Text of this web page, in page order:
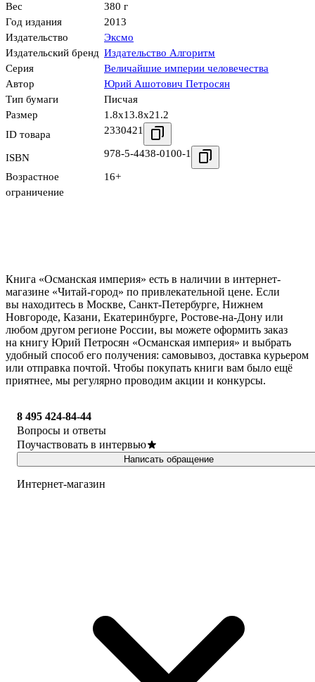
Вес
380 г
Год издания
2013
Издательство
Эксмо
Издательский бренд Издательство Алгоритм
Серия
Величайшие империи человечества
Автор
Юрий Ашотович Петросян
Тип бумаги
Писчая
Размер
1.8x13.8x21.2
ID товара
2330421
ISBN 978-5-4438-0100-1
Возрастное
ограничение
16+
Книга «Османская империя» есть в наличии в интернет-
магазине «Читай-город» по привлекательной цене. Если
вы находитесь в Москве, Санкт-Петербурге, Нижнем
Новгороде, Казани, Екатеринбурге, Ростове-на-Дону или
любом другом регионе России, вы можете оформить заказ
на книгу Юрий Петросян «Османская империя» и выбрать
удобный способ его получения: самовывоз, доставка курьером
или отправка почтой. Чтобы покупать книги вам было ещё
приятнее, мы регулярно проводим акции и конкурсы.
8 495 424-84-44
Вопросы и ответы
Поучаствовать в интервью
Написать обращение
Интернет-магазин